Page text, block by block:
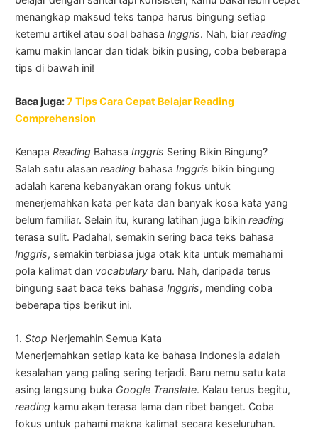
menangkap maksud teks tanpa harus bingung setiap
ketemu artikel atau soal bahasaInggris. Nah, biarreading
kamu makin lancar dan tidak bikin pusing, coba beberapa
tips di bawah ini!
Baca juga:7 Tips Cara Cepat Belajar Reading
Comprehension
KenapaReading BahasaInggris Sering Bikin Bingung?
Salah satu alasanreading bahasaInggris bikin bingung
adalah karena kebanyakan orang fokus untuk
menerjemahkan kata per kata dan banyak kosa kata yang
belum familiar. Selain itu, kurang latihan juga bikinreading
terasa sulit. Padahal, semakin sering baca teks bahasa
Inggris, semakin terbiasa juga otak kita untuk memahami
pola kalimat dan vocabulary baru. Nah, daripada terus
bingung saat baca teks bahasaInggris, mending coba
beberapa tips berikut ini.
1.Stop Nerjemahin Semua Kata
Menerjemahkan setiap kata ke bahasa Indonesia adalah
kesalahan yang paling sering terjadi. Baru nemu satu kata
asing langsung buka Google Translate. Kalau terus begitu,
reading kamu akan terasa lama dan ribet banget. Coba
fokus untuk pahami makna kalimat secara keseluruhan.